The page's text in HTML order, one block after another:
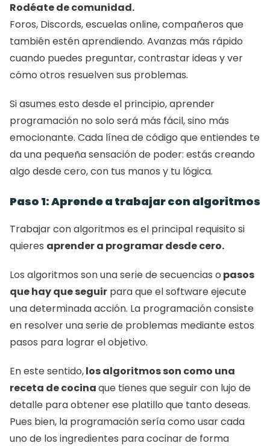
Rodéate de comunidad.
Foros, Discords, escuelas online, compañeros que
también estén aprendiendo. Avanzas más rápido
cuando puedes preguntar, contrastar ideas y ver
cómo otros resuelven sus problemas.
Si asumes esto desde el principio, aprender
programación no solo será más fácil, sino más
emocionante. Cada línea de código que entiendes te
da una pequeña sensación de poder: estás creando
algo desde cero, con tus manos y tu lógica.
Paso 1: Aprende a trabajar con algoritmos
Trabajar con algoritmos es el principal requisito si
quieres aprender a programar desde cero.
Los algoritmos son una serie de secuencias o pasos
que hay que seguir para que el software ejecute
una determinada acción. La programación consiste
en resolver una serie de problemas mediante estos
pasos para lograr el objetivo.
En este sentido, los algoritmos son como una
receta de cocina que tienes que seguir con lujo de
detalle para obtener ese platillo que tanto deseas.
Pues bien, la programación sería como usar cada
uno de los ingredientes para cocinar de forma